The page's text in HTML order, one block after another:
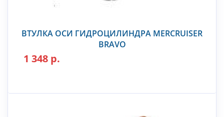
ВТУЛКА ОСИ ГИДРОЦИЛИНДРА MERCRUISER
BRAVO
1 348 р.